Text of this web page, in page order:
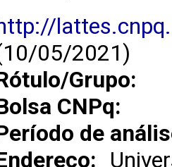
05/2021)
Grupo:
CNPq:
de